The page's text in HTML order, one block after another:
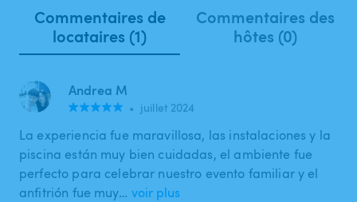
Commentaires de
locataires (1)
Commentaires des
hôtes (0)
Andrea M
• juillet 2024
La experiencia fue maravillosa, las instalaciones y la
piscina están muy bien cuidadas, el ambiente fue
perfecto para celebrar nuestro evento familiar y el
anfitrión fue muy… voir plus